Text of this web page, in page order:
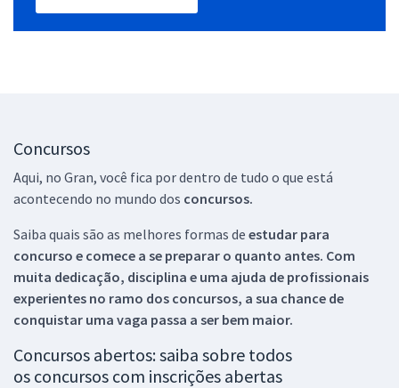
Concursos
Aqui, no Gran, você fica por dentro de tudo o que está
acontecendo no mundo dos concursos.
Saiba quais são as melhores formas de estudar para
concurso e comece a se preparar o quanto antes. Com
muita dedicação, disciplina e uma ajuda de profissionais
experientes no ramo dos concursos, a sua chance de
conquistar uma vaga passa a ser bem maior.
Concursos abertos: saiba sobre todos
os concursos com inscrições abertas